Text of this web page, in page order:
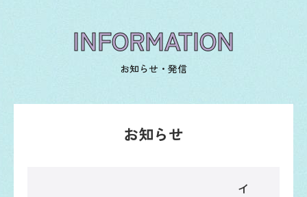
INFORMATION
お知らせ・発信
お知らせ
イ